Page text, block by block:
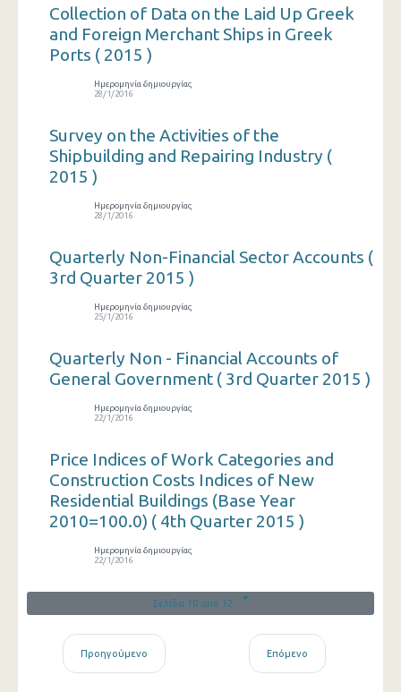
Collection of Data on the Laid Up Greek
and Foreign Merchant Ships in Greek
Ports ( 2015 )
Ημερομηνία δημιουργίας
28/1/2016
Survey on the Activities of the
Shipbuilding and Repairing Industry (
2015 )
Ημερομηνία δημιουργίας
28/1/2016
Quarterly Non-Financial Sector Accounts (
3rd Quarter 2015 )
Ημερομηνία δημιουργίας
25/1/2016
Quarterly Non - Financial Accounts of
General Government ( 3rd Quarter 2015 )
Ημερομηνία δημιουργίας
22/1/2016
Price Indices of Work Categories and
Construction Costs Indices of New
Residential Buildings (Base Year
2010=100.0) ( 4th Quarter 2015 )
Ημερομηνία δημιουργίας
22/1/2016
Σελίδα 10 από 12
Προηγούμενο Επόμενο